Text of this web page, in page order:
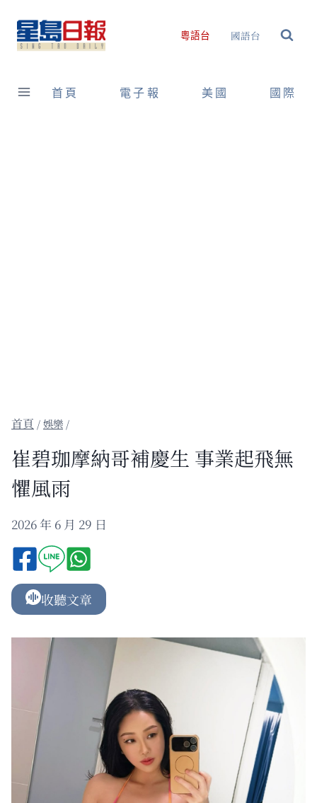
content
粵語台 國語台
首頁 電子報 美國 國際
/娛樂 /
崔碧珈摩納哥補慶生 事業起飛無
懼風雨
2026 年 6 月 29 日
收聽文章